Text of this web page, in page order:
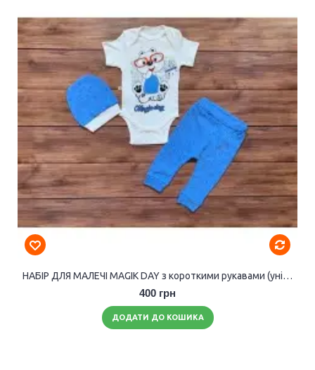
НАБІР ДЛЯ МАЛЕЧІ MAGIK DAY з короткими рукавами (унісекс).
400 грн
ДОДАТИ ДО КОШИКА